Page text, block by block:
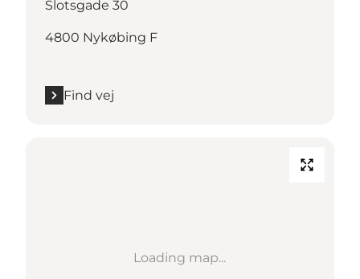
Slotsgade 30
4800 Nykøbing F
Find vej
Loading map...